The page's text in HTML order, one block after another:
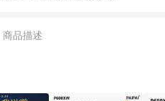
樂天KOBO電子書，請詳閱
小時內結帳，才享有 LINE
商品描述